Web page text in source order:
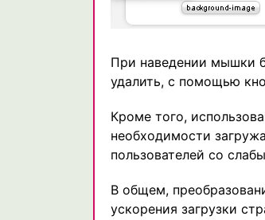
При наведении мышки
удалить, с помощью
Кроме того,
необходимости
пользователей со
В общем,
ускорения загрузки